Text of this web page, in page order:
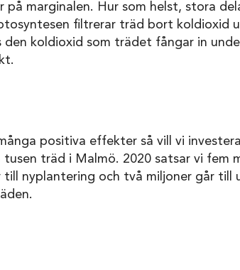
marginalen. Hur som helst, stora
filtrerar träd bort koldioxid
den koldioxid som trädet fångar in
positiva effekter så vill vi
träd i Malmö. 2020 satsar vi fem
nyplantering och två miljoner går till